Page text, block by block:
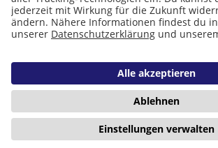
IMPRESSUM
COOKIES
Copyright © 2026 Leseliebe